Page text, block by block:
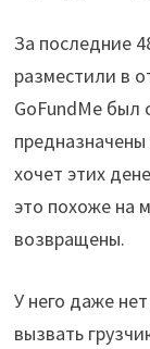
За последние
разместили в
GoFundMe был
хочет этих
это похоже на
возвращены.
У него даже
вызвать